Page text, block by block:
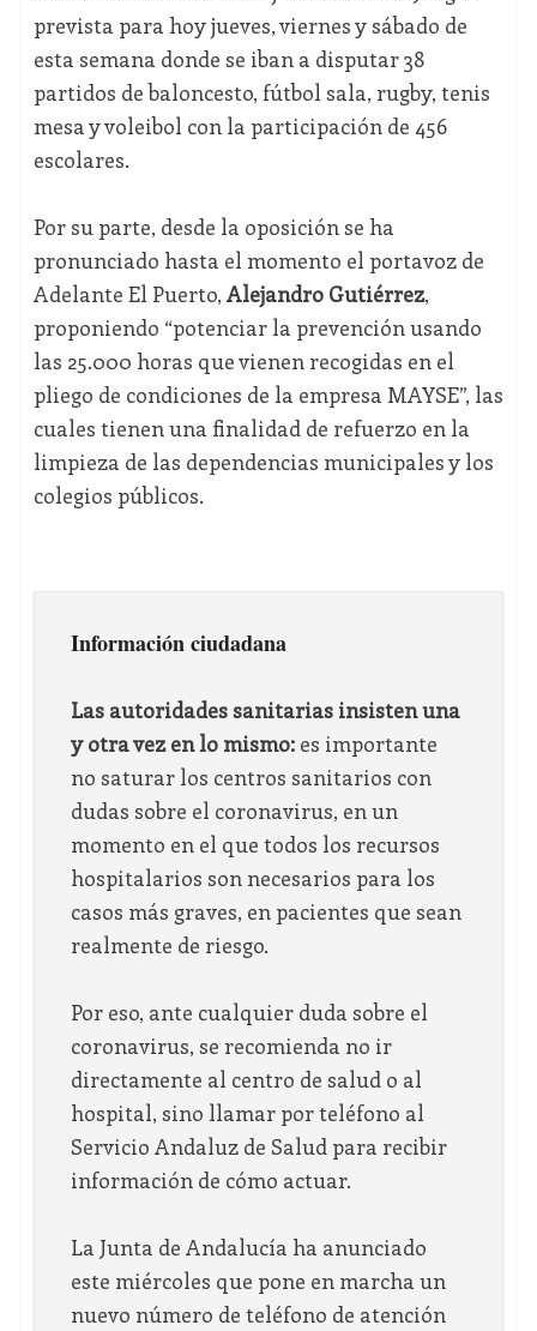
prevista para hoy jueves, viernes y sábado de
esta semana donde se iban a disputar 38
partidos de baloncesto, fútbol sala, rugby, tenis
mesa y voleibol con la participación de 456
escolares.
Por su parte, desde la oposición se ha
pronunciado hasta el momento el portavoz de
Adelante El Puerto, Alejandro Gutiérrez,
proponiendo “potenciar la prevención usando
las 25.000 horas que vienen recogidas en el
pliego de condiciones de la empresa MAYSE”, las
cuales tienen una finalidad de refuerzo en la
limpieza de las dependencias municipales y los
colegios públicos.
Información ciudadana
Las autoridades sanitarias insisten una
y otra vez en lo mismo:es importante
no saturar los centros sanitarios con
dudas sobre el coronavirus, en un
momento en el que todos los recursos
hospitalarios son necesarios para los
casos más graves, en pacientes que sean
realmente de riesgo.
Por eso, ante cualquier duda sobre el
coronavirus, se recomienda no ir
directamente al centro de salud o al
hospital, sino llamar por teléfono al
Servicio Andaluz de Salud para recibir
información de cómo actuar.
La Junta de Andalucía ha anunciado
este miércoles que pone en marcha un
nuevo número de teléfono de atención